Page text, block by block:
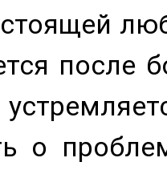
после
о